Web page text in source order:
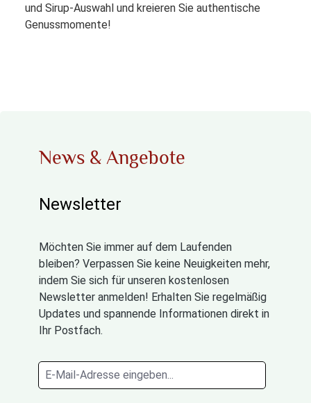
und Sirup-Auswahl und kreieren Sie authentische
Genussmomente!
News & Angebote
Newsletter
Möchten Sie immer auf dem Laufenden
bleiben? Verpassen Sie keine Neuigkeiten mehr,
indem Sie sich für unseren kostenlosen
Newsletter anmelden! Erhalten Sie regelmäßig
Updates und spannende Informationen direkt in
Ihr Postfach.